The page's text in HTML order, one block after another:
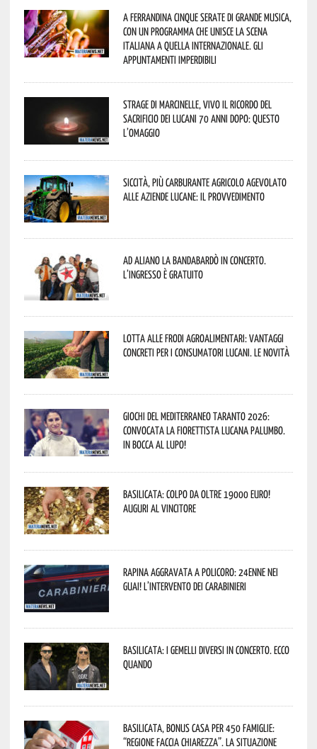
A Ferrandina cinque serate di grande musica,
con un programma che unisce la scena
italiana a quella internazionale. Gli
appuntamenti imperdibili
Strage di Marcinelle, vivo il ricordo del
sacrificio dei lucani 70 anni dopo: questo
l’omaggio
Siccità, più carburante agricolo agevolato
alle aziende lucane: il provvedimento
Ad Aliano la Bandabardò in concerto.
L’ingresso è gratuito
Lotta alle frodi agroalimentari: vantaggi
concreti per i consumatori lucani. Le novità
Giochi del Mediterraneo Taranto 2026:
convocata la fiorettista lucana Palumbo.
In bocca al lupo!
Basilicata: colpo da oltre 19000 Euro!
Auguri al vincitore
Rapina aggravata a Policoro: 24enne nei
guai! L’intervento dei Carabinieri
Basilicata: i Gemelli DiVersi in concerto. Ecco
quando
Basilicata, Bonus casa per 450 famiglie:
“Regione faccia chiarezza”. La situazione